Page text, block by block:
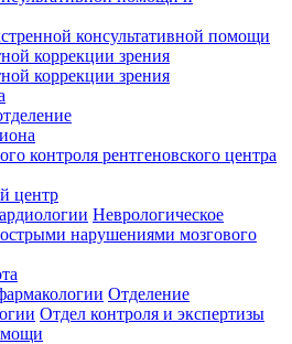
консультативной помощи
коррекции зрения
коррекции зрения
контроля рентгеновского центра
центр
Неврологическое
нарушениями мозгового
Отделение
Отдел контроля и экспертизы